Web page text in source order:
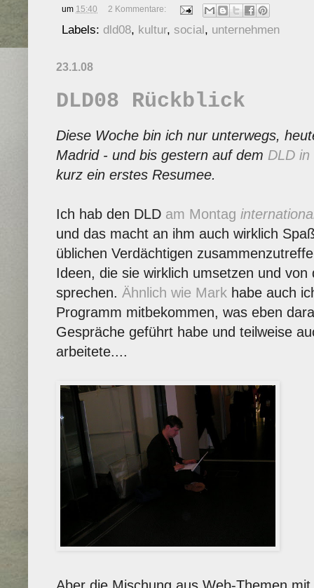
um 15:40 2 Kommentare:
Labels: dld08, kultur, social, unternehmen
23.1.08
DLD08 Rückblick
Diese Woche bin ich nur unterwegs,
Madrid - und bis gestern auf dem DLD
kurz ein erstes Resumee.
Ich hab den DLD am Montag
und das macht an ihm auch wirklich
üblichen Verdächtigen
Ideen, die sie wirklich umsetzen und
sprechen. Ähnlich wie Mark habe auch
Programm mitbekommen, was eben
Gespräche geführt habe und teilweise
arbeitete....